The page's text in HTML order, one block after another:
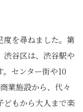
度を尋ねました。第
渋谷区は、渋谷駅や
センター街や10
業施設から、代々
どもから大人まで楽